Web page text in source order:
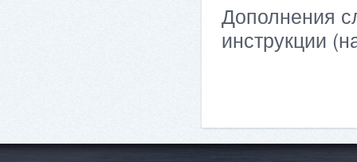
Дополнения
инструкции